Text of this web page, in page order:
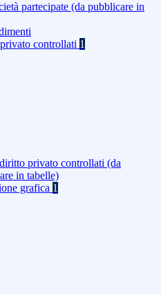
partecipate (da pubblicare in
controllati 1
privato controllati (da
in tabelle)
grafica 1